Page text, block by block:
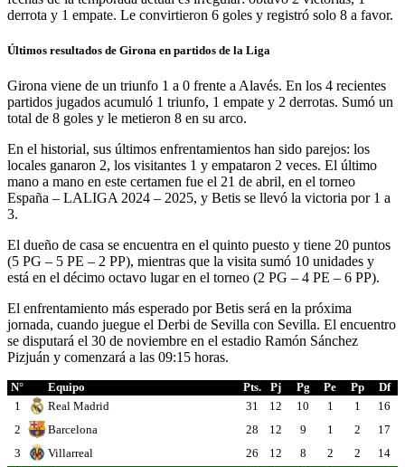
derrota y 1 empate. Le convirtieron 6 goles y registró solo 8 a favor.
Últimos resultados de Girona en partidos de la Liga
Girona viene de un triunfo 1 a 0 frente a Alavés. En los 4 recientes
partidos jugados acumuló 1 triunfo, 1 empate y 2 derrotas. Sumó un
total de 8 goles y le metieron 8 en su arco.
En el historial, sus últimos enfrentamientos han sido parejos: los
locales ganaron 2, los visitantes 1 y empataron 2 veces. El último
mano a mano en este certamen fue el 21 de abril, en el torneo
España – LALIGA 2024 – 2025, y Betis se llevó la victoria por 1 a
3.
El dueño de casa se encuentra en el quinto puesto y tiene 20 puntos
(5 PG – 5 PE – 2 PP), mientras que la visita sumó 10 unidades y
está en el décimo octavo lugar en el torneo (2 PG – 4 PE – 6 PP).
El enfrentamiento más esperado por Betis será en la próxima
jornada, cuando juegue el Derbi de Sevilla con Sevilla. El encuentro
se disputará el 30 de noviembre en el estadio Ramón Sánchez
Pizjuán y comenzará a las 09:15 horas.
N° Equipo Pts. Pj Pg Pe Pp
Df
1
Real Madrid 31 12 10 1 1
16
2
Barcelona 28 12 9 1 2
17
3
Villarreal 26 12 8 2 2
14